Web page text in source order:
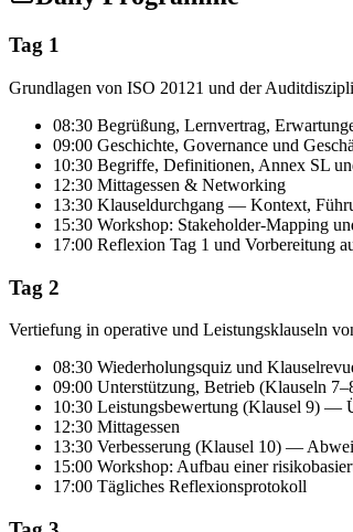
Tag 1
Grundlagen von ISO 20121 und der
08:30 Begrüßung, Lernvertrag,
09:00 Geschichte, Governance und
10:30 Begriffe, Definitionen, Annex SL
12:30 Mittagessen & Networking
13:30 Klauseldurchgang — Kontext,
15:30 Workshop: Stakeholder-Mapping
17:00 Reflexion Tag 1 und Vorbereitung
Tag 2
Vertiefung in operative und Leistungsklauseln
08:30 Wiederholungsquiz und
09:00 Unterstützung, Betrieb (Klauseln
10:30 Leistungsbewertung (Klausel 9) —
12:30 Mittagessen
13:30 Verbesserung (Klausel 10) —
15:00 Workshop: Aufbau einer
17:00 Tägliches Reflexionsprotokoll